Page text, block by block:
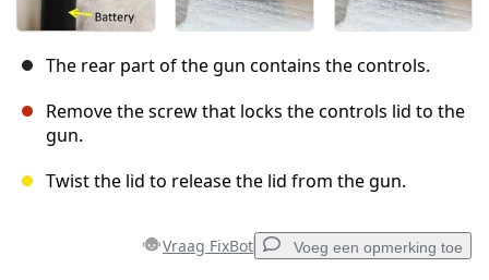
The rear part of the gun contains the controls.
Remove the screw that locks the controls lid to the
gun.
Twist the lid to release the lid from the gun.
Vraag FixBot Voeg een opmerking toe